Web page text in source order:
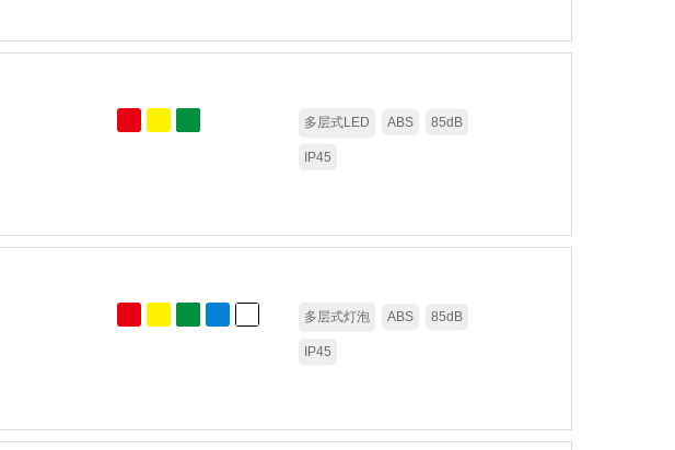
多层式LED ABS 85dB
IP45
多层式灯泡 ABS 85dB
IP45